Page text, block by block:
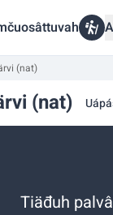
(nat)
(nat)
Tiäđuh